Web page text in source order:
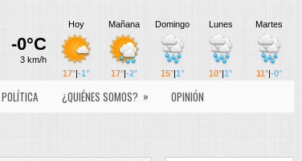
POLÍTICA ¿QUIÉNES SOMOS? »
OPINIÓN